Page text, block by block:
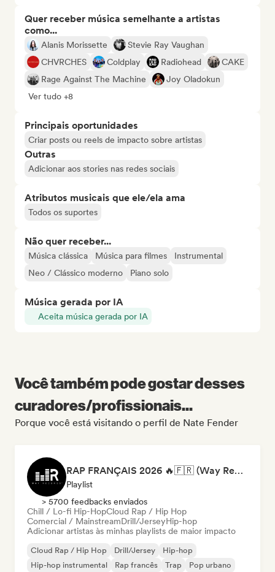
Quer receber música semelhante a artistas
como...
Alanis Morissette
Stevie Ray Vaughan
CHVRCHES
Coldplay Radiohead
CAKE
Rage Against The Machine
Joy Oladokun
Ver tudo +8
Principais oportunidades
Criar posts ou reels de impacto sobre artistas
Outras
Adicionar aos stories nas redes sociais
Atributos musicais que ele/ela ama
Todos os suportes
Não quer receber...
Música clássica Música para filmes
Instrumental
Neo / Clássico moderno
Piano solo
Música gerada por IA
Aceita música gerada por IA
Você também pode gostar desses
curadores/profissionais...
Porque você está visitando o perfil de Nate Fender
RAP FRANÇAIS 2026 🔥🇫🇷 (Way Records)
Playlist
> 5700 feedbacks enviados
Chill / Lo-fi Hip-HopCloud Rap / Hip Hop
Comercial / MainstreamDrill/JerseyHip-hop
Adicionar artistas às minhas playlists de maior impacto
Cloud Rap / Hip Hop Drill/Jersey
Hip-hop
Hip-hop instrumental
Rap francês Trap
Pop urbano